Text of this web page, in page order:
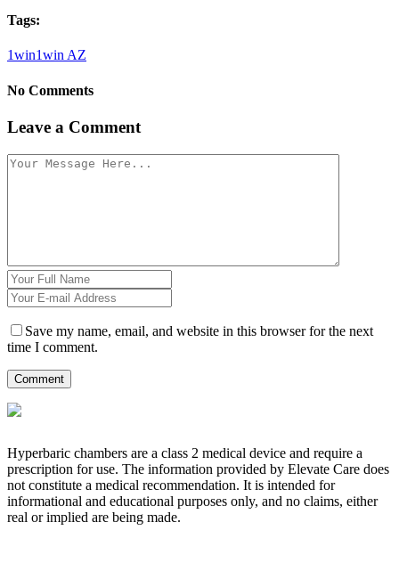
Tags:
1win1win AZ
No Comments
Leave a Comment
Save my name, email, and website in this browser for the next
time I comment.
Hyperbaric chambers are a class 2 medical device and require a
prescription for use. The information provided by Elevate Care does
not constitute a medical recommendation. It is intended for
informational and educational purposes only, and no claims, either
real or implied are being made.